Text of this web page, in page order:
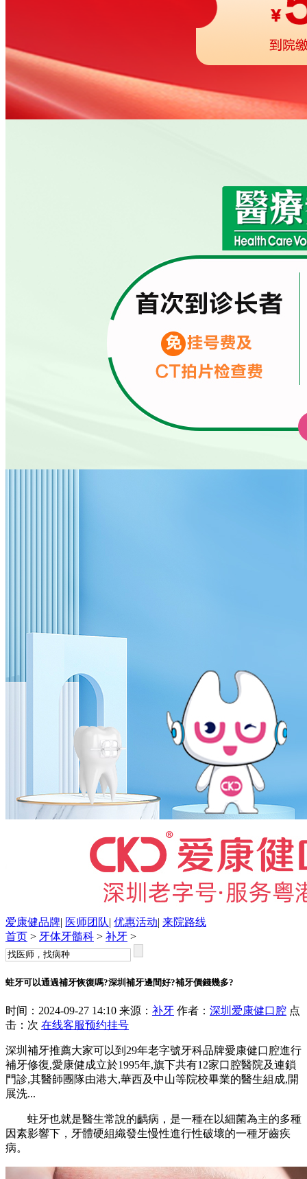
爱康健品牌| 医师团队| 优惠活动| 来院路线
首页 > 牙体牙髓科 > 补牙 >
蛀牙可以通過補牙恢復嗎?深圳補牙邊間好?補牙價錢幾多?
时间：2024-09-27 14:10 来源： 补牙 作者： 深圳爱康健口腔 点
击： 次 在线客服预约挂号
深圳補牙推薦大家可以到29年老字號牙科品牌愛康健口腔進行
補牙修復,愛康健成立於1995年,旗下共有12家口腔醫院及連鎖
門診,其醫師團隊由港大,華西及中山等院校畢業的醫生組成,開
展洗...
蛀牙也就是醫生常說的齲病，是一種在以細菌為主的多種
因素影響下，牙體硬組織發生慢性進行性破壞的一種牙齒疾
病。